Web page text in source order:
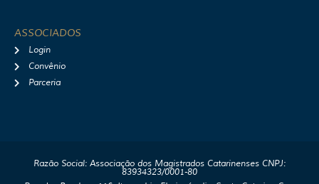
ASSOCIADOS
Login
Convênio
Parceria
Razão Social: Associação dos Magistrados Catarinenses CNPJ:
83934323/0001-80